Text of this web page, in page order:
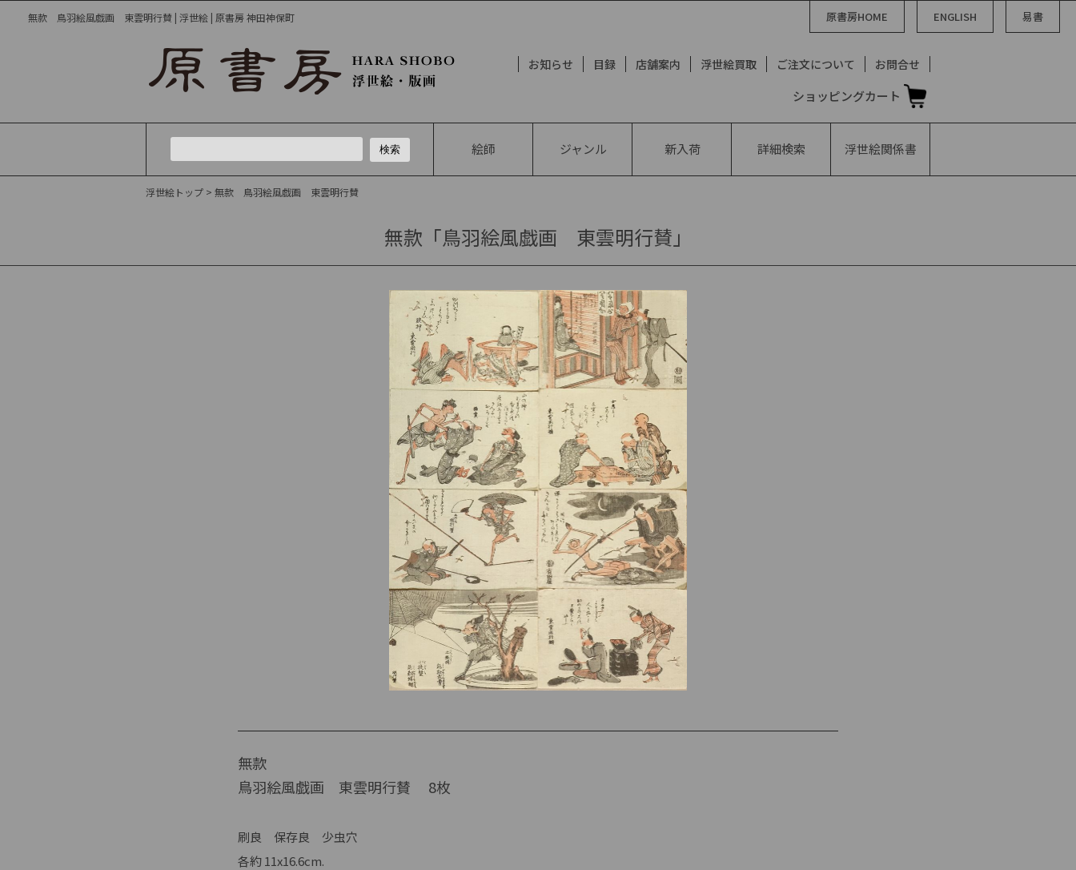
無款 鳥羽絵風戯画 東雲明行賛 | 浮世絵 | 原書房 神田神保町 原書房HOME ENGLISH 易書
お知らせ 目録 店舗案内 浮世絵買取 ご注文について お問合せ
ショッピングカート
絵師 ジャンル 新入荷 詳細検索 浮世絵関係書
浮世絵トップ > 無款 鳥羽絵風戯画 東雲明行賛
無款「鳥羽絵風戯画 東雲明行賛」
無款
鳥羽絵風戯画 東雲明行賛 8枚
刷良 保存良 少虫穴
各約 11x16.6cm.